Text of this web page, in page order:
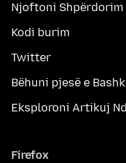
Njoftoni Shpërdorim
Kodi burim
Twitter
Bëhuni pjesë e
Eksploroni Artikuj
Firefox